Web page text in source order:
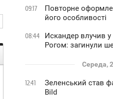
09:17
Повторне
його особливості
08:44
Искандер влучив
Рогом: загинули
Середа,
12:41
Зеленський став
Bild